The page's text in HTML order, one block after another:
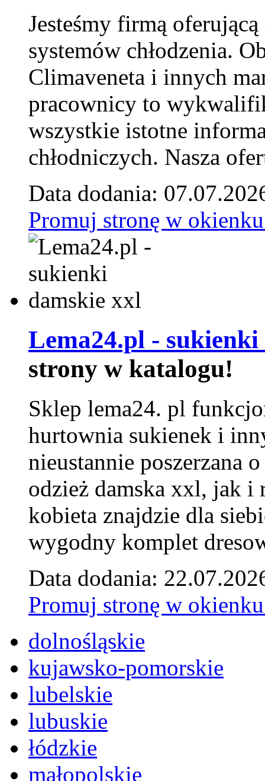
Jesteśmy firmą
systemów chłodzenia.
Climaveneta i innych
pracownicy to
wszystkie istotne
chłodniczych. Nasza
Data dodania:
Promuj stronę w
Lema24.pl -
strony w katalogu!
Sklep lema24. pl
hurtownia sukienek i
nieustannie poszerzana
odzież damska xxl, jak i
kobieta znajdzie dla
wygodny komplet
Data dodania:
Promuj stronę w
dolnośląskie
kujawsko-pomorskie
lubelskie
lubuskie
łódzkie
małopolskie